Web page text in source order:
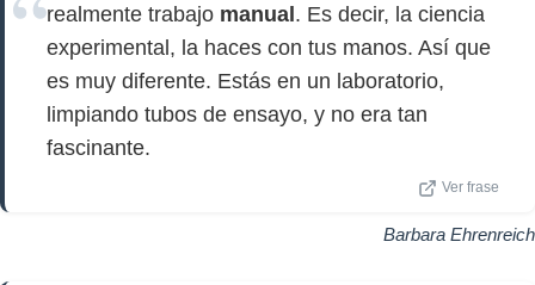
realmente trabajo manual . Es decir, la ciencia
experimental, la haces con tus manos. Así que
es muy diferente. Estás en un laboratorio,
limpiando tubos de ensayo, y no era tan
fascinante.
Ver frase
Barbara Ehrenreich